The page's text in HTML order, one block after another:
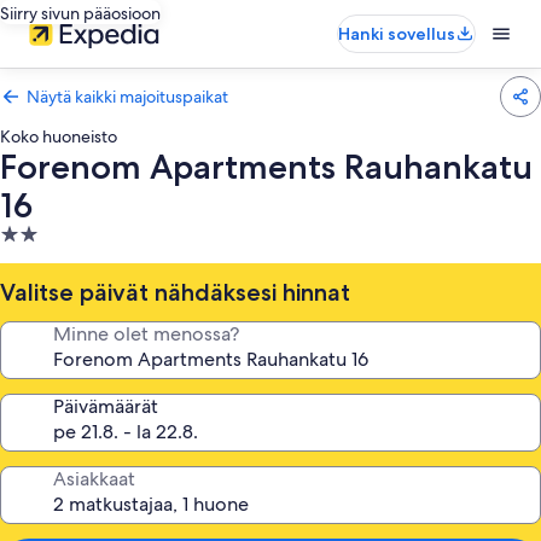
Siirry sivun pääosioon
Hanki sovellus
Näytä kaikki majoituspaikat
Koko huoneisto
Forenom Apartments Rauhankatu
16
2.0
tähden
majoituspaikka
Valitse päivät nähdäksesi hinnat
Minne olet menossa?
Päivämäärät
Asiakkaat